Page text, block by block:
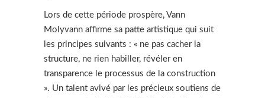
Lors de cette période prospère, Vann
Molyvann affirme sa patte artistique qui suit
les principes suivants : « ne pas cacher la
structure, ne rien habiller, révéler en
transparence le processus de la construction
». Un talent avivé par les précieux soutiens de